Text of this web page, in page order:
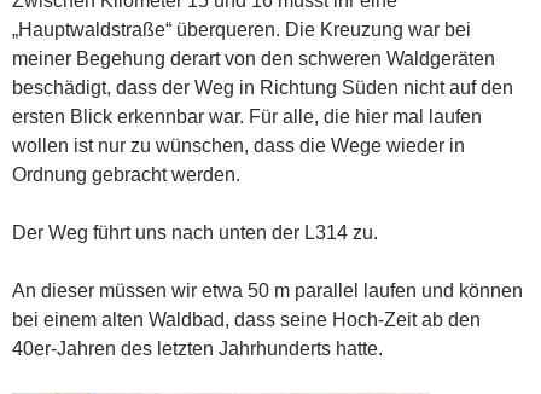
„Hauptwaldstraße“ überqueren. Die Kreuzung war bei
meiner Begehung derart von den schweren Waldgeräten
beschädigt, dass der Weg in Richtung Süden nicht auf den
ersten Blick erkennbar war. Für alle, die hier mal laufen
wollen ist nur zu wünschen, dass die Wege wieder in
Ordnung gebracht werden.
Der Weg führt uns nach unten der L314 zu.
An dieser müssen wir etwa 50 m parallel laufen und können
bei einem alten Waldbad, dass seine Hoch-Zeit ab den
40er-Jahren des letzten Jahrhunderts hatte.